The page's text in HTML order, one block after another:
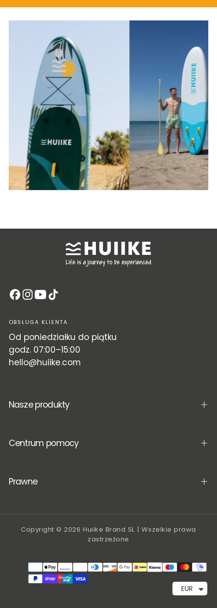
OBSŁUGA KLIENTA
Od poniedziałku do piątku
godz. 07:00–15:00
hello@huiike.com
Nasze produkty
Centrum pomocy
Prawne
Copyright © 2026 Huiike Brand SL | Wszelkie prawa
zastrzeżone
Metody
EUR